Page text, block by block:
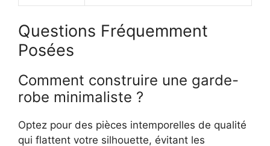
Questions Fréquemment
Posées
Comment construire une garde-
robe minimaliste ?
Optez pour des pièces intemporelles de qualité
qui flattent votre silhouette, évitant les